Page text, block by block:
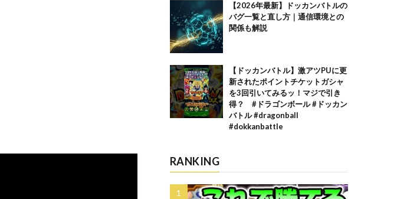
【2026年最新】ドッカンバトルの
バグ一覧と直し方｜通信環境との
関係も解説
【ドッカンバトル】激アツPUに更
新されたポイントチケットガシャ
を3回引いてみるッ！マジで引き
得？ #ドラゴンボール #ドッカン
バトル #dragonball
#dokkanbattle
RANKING